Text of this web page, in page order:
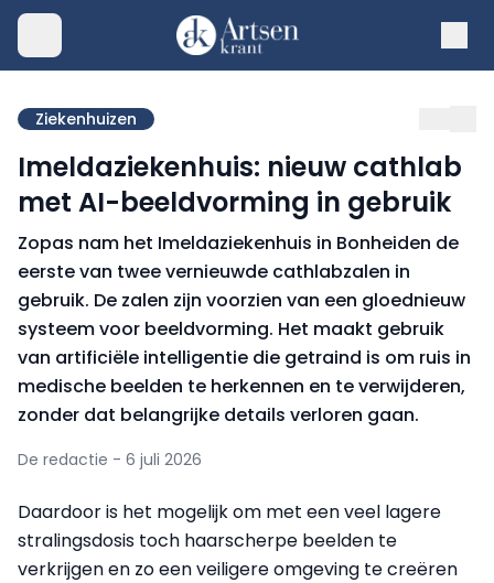
Ziekenhuizen
Imeldaziekenhuis: nieuw cathlab
met AI-beeldvorming in gebruik
Zopas nam het Imeldaziekenhuis in Bonheiden de
eerste van twee vernieuwde cathlabzalen in
gebruik. De zalen zijn voorzien van een gloednieuw
systeem voor beeldvorming. Het maakt gebruik
van artificiële intelligentie die getraind is om ruis in
medische beelden te herkennen en te verwijderen,
zonder dat belangrijke details verloren gaan.
De redactie - 6 juli 2026
Daardoor is het mogelijk om met een veel lagere
stralingsdosis toch haarscherpe beelden te
verkrijgen en zo een veiligere omgeving te creëren